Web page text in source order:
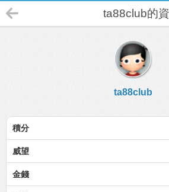
ta88club的
ta88club
積分
威望
金錢